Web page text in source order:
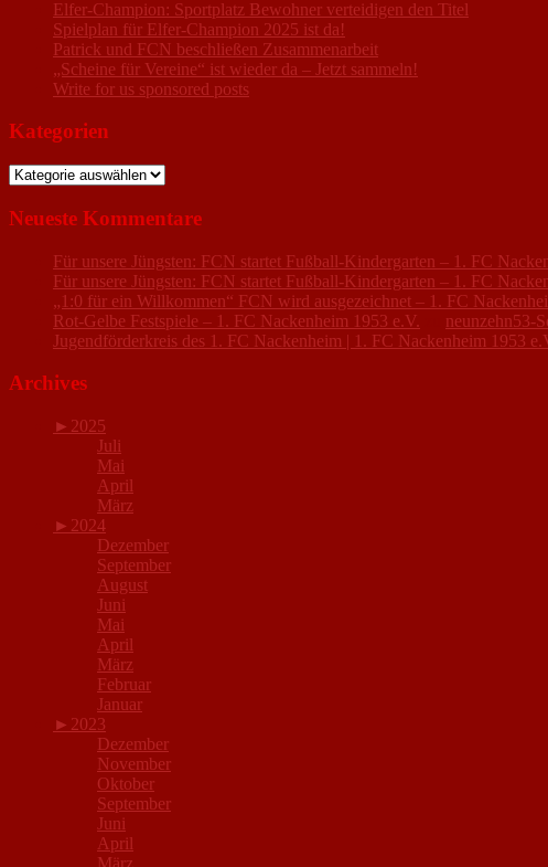
Elfer-Champion: Sportplatz Bewohner verteidigen den Titel
Spielplan für Elfer-Champion 2025 ist da!
Patrick und FCN beschließen Zusammenarbeit
„Scheine für Vereine“ ist wieder da – Jetzt sammeln!
Write for us sponsored posts
Kategorien
Kategorien
Neueste Kommentare
Für unsere Jüngsten: FCN startet Fußball-Kindergarten – 1. FC
Für unsere Jüngsten: FCN startet Fußball-Kindergarten – 1. FC
„1:0 für ein Willkommen“ FCN wird ausgezeichnet – 1. FC
Rot-Gelbe Festspiele – 1. FC Nackenheim 1953 e.V.
neunzehn53-
Jugendförderkreis des 1. FC Nackenheim | 1. FC Nackenheim 1953
Archives
► 2025
Juli
Mai
April
März
► 2024
Dezember
September
August
Juni
Mai
April
März
Februar
Januar
► 2023
Dezember
November
Oktober
September
Juni
April
März